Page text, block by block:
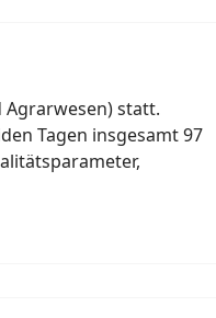
Agrarwesen) statt.
Tagen insgesamt 97